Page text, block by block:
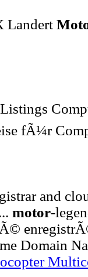
Landert
fÃ¼r
and
motor-
Domain